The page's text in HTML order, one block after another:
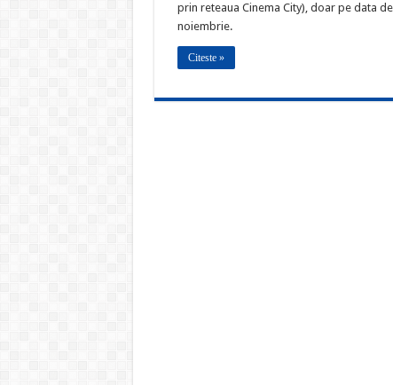
prin reteaua Cinema City), doar pe data
noiembrie.
Citeste »